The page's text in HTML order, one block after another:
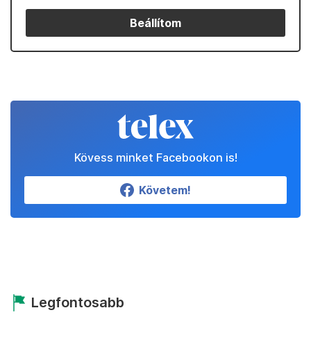
Beállítom
Kövess minket Facebookon is!
Követem!
Legfontosabb